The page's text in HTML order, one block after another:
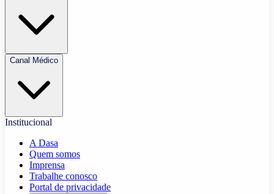
Canal Médico
Institucional
A Dasa
Quem somos
Imprensa
Trabalhe conosco
Portal de privacidade